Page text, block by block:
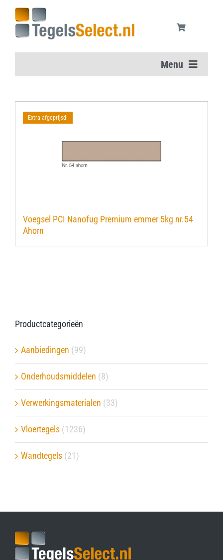
inhoud
Menu
Vloertegels
Onderhoudsmiddelen
Verwerkingsmaterialen
Extra afgeprijsd!
Voegsel PCI Nanofug Premium emmer 5kg nr.54
Ahorn
Productcategorieën
Aanbiedingen (99)
Onderhoudsmiddelen (8)
Verwerkingsmaterialen (33)
Vloertegels (1236)
Wandtegels (21)